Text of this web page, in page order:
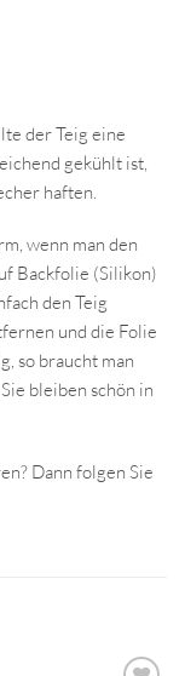
der Teig eine
gekühlt ist,
haften.
wenn man den
Backfolie (Silikon)
den Teig
und die Folie
so braucht man
bleiben schön in
Dann folgen Sie